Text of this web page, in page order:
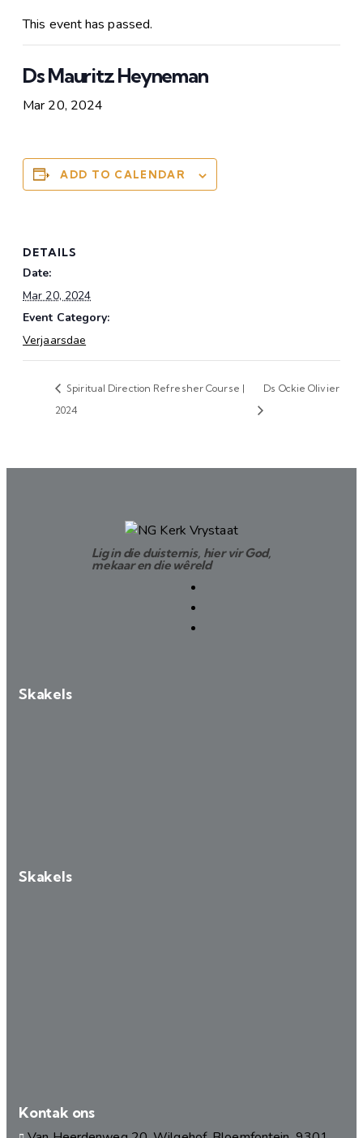
This event has passed.
Ds Mauritz Heyneman
Mar 20, 2024
ADD TO CALENDAR
DETAILS
Date:
Mar 20, 2024
Event Category:
Verjaarsdae
Spiritual Direction Refresher Course |
2024
Ds Ockie Olivier
Lig in die duisternis, hier vir God,
mekaar en die wêreld
Skakels
Skakels
Kontak ons